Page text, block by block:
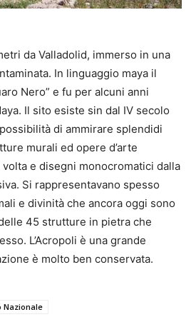
da Valladolid, immerso in una
In linguaggio maya il
Nero” e fu per alcuni anni
Il sito esiste sin dal IV secolo
di ammirare splendidi
murali ed opere d’arte
e disegni monocromatici dalla
Si rappresentavano spesso
e divinità che ancora oggi sono
45 strutture in pietra che
L’Acropoli è una grande
è molto ben conservata.
Nazionale